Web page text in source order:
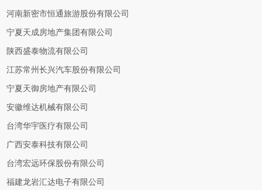
河南新密市恒通旅游股份有限公司
宁夏天成房地产集团有限公司
陕西盛泰物流有限公司
江苏常州长兴汽车股份有限公司
宁夏天御房地产有限公司
安徽维达机械有限公司
台湾华宇医疗有限公司
广西安泰科技有限公司
台湾宏远环保股份有限公司
福建龙岩汇达电子有限公司